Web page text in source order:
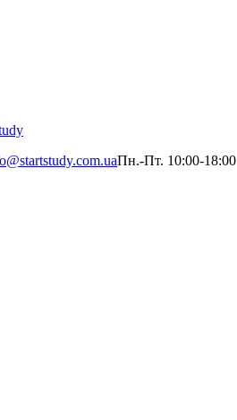
Пн.-Пт. 10:00-18:00